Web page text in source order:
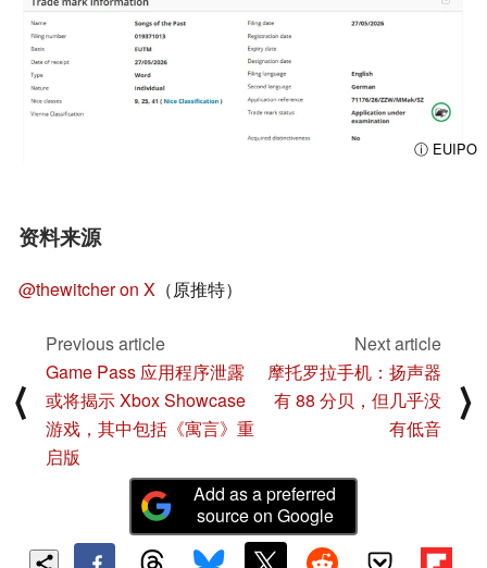
ⓘ EUIPO
资料来源
@thewitcher on X （原推特）
⟨
Previous article
Game Pass 应用程序泄露
或将揭示 Xbox Showcase
游戏，其中包括《寓言》重
启版
Next article
摩托罗拉手机：扬声器
有 88 分贝，但几乎没
有低音
⟩
Add as a preferred
source on Google